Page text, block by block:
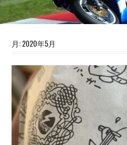
（モ
ト
ロ
で
は
な
い）
月:2020年5月